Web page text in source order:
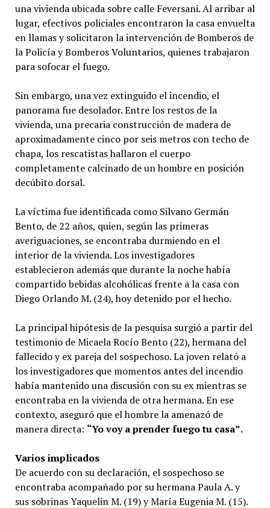
una vivienda ubicada sobre calle Feversani. Al arribar al
lugar, efectivos policiales encontraron la casa envuelta
en llamas y solicitaron la intervención de Bomberos de
la Policía y Bomberos Voluntarios, quienes trabajaron
para sofocar el fuego.
Sin embargo, una vez extinguido el incendio, el
panorama fue desolador. Entre los restos de la
vivienda, una precaria construcción de madera de
aproximadamente cinco por seis metros con techo de
chapa, los rescatistas hallaron el cuerpo
completamente calcinado de un hombre en posición
decúbito dorsal.
La víctima fue identificada como Silvano Germán
Bento, de 22 años, quien, según las primeras
averiguaciones, se encontraba durmiendo en el
interior de la vivienda. Los investigadores
establecieron además que durante la noche había
compartido bebidas alcohólicas frente a la casa con
Diego Orlando M. (24), hoy detenido por el hecho.
La principal hipótesis de la pesquisa surgió a partir del
testimonio de Micaela Rocío Bento (22), hermana del
fallecido y ex pareja del sospechoso. La joven relató a
los investigadores que momentos antes del incendio
había mantenido una discusión con su ex mientras se
encontraba en la vivienda de otra hermana. En ese
contexto, aseguró que el hombre la amenazó de
manera directa: “Yo voy a prender fuego tu casa”.
Varios implicados
De acuerdo con su declaración, el sospechoso se
encontraba acompañado por su hermana Paula A. y
sus sobrinas Yaquelin M. (19) y María Eugenia M. (15).